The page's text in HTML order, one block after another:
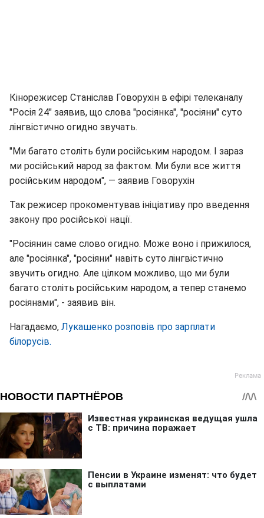
Кінорежисер Станіслав Говорухін в ефірі телеканалу
"Росія 24" заявив, що слова "росіянка", "росіяни" суто
лінгвістично огидно звучать.
"Ми багато століть були російським народом. І зараз
ми російський народ за фактом. Ми були все життя
російським народом", — заявив Говорухін
Так режисер прокоментував ініціативу про введення
закону про російської нації.
"Росіянин саме слово огидно. Може воно і прижилося,
але "росіянка", "росіяни" навіть суто лінгвістично
звучить огидно. Але цілком можливо, що ми були
багато століть російським народом, а тепер станемо
росіянами", - заявив він.
Нагадаємо, Лукашенко розповів про зарплати
білорусів.